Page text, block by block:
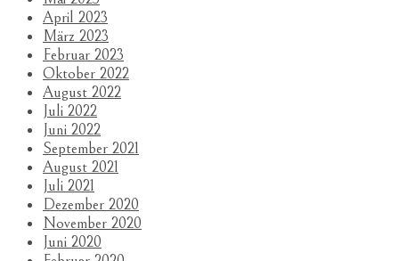
April 2023
März 2023
Februar 2023
Oktober 2022
August 2022
Juli 2022
Juni 2022
September 2021
August 2021
Juli 2021
Dezember 2020
November 2020
Juni 2020